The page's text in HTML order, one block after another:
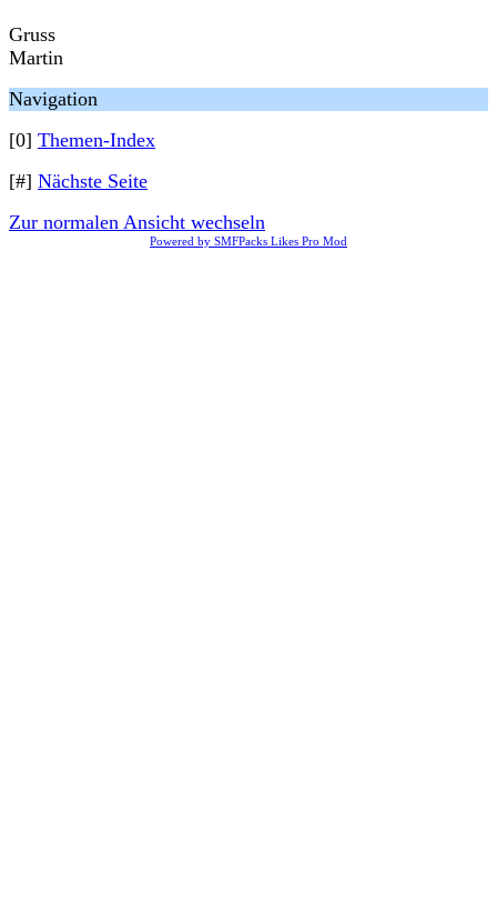
Gruss
Martin
Navigation
[0] Themen-Index
[#] Nächste Seite
Zur normalen Ansicht wechseln
Powered by SMFPacks Likes Pro Mod